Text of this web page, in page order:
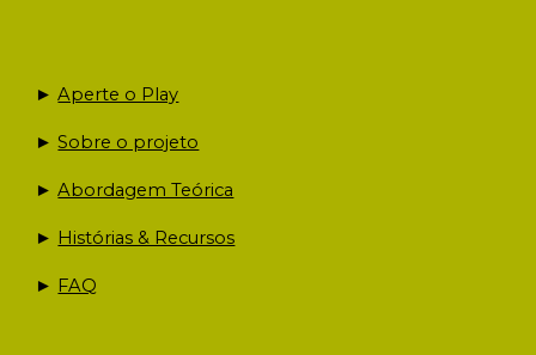
►Aperte o Play
►Sobre o projeto
►Abordagem Teórica
► Histórias & Recursos
► FAQ